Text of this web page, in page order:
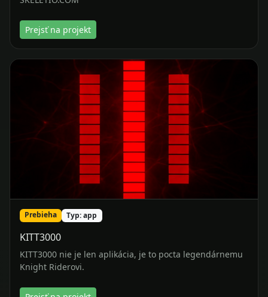
Typ: app
KITT3000
KITT3000 nie je len aplikácia, je to pocta legendárnemu
Knight Riderovi.
Prejsť na projekt
Prečo práve nás?
„Skutočná jednoduchosť nevzniká sama. Je výsledkom
zvládnutej zložitosti.“